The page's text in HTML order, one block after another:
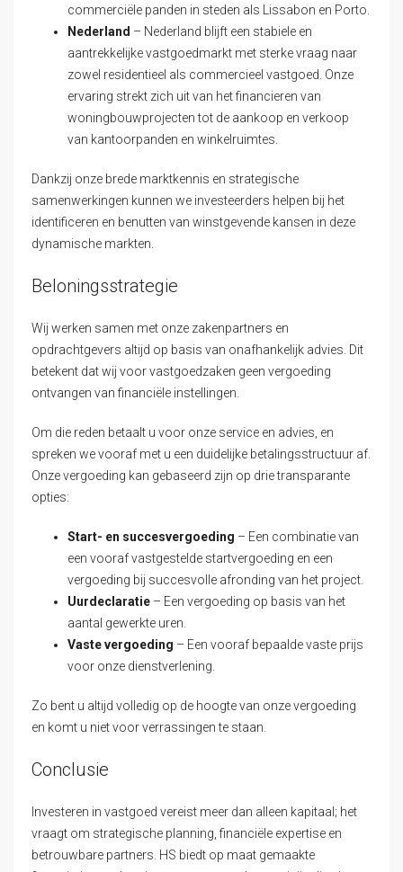
commerciële panden in steden als Lissabon en Porto.
Nederland – Nederland blijft een stabiele en
aantrekkelijke vastgoedmarkt met sterke vraag naar
zowel residentieel als commercieel vastgoed. Onze
ervaring strekt zich uit van het financieren van
woningbouwprojecten tot de aankoop en verkoop
van kantoorpanden en winkelruimtes.
Dankzij onze brede marktkennis en strategische
samenwerkingen kunnen we investeerders helpen bij het
identificeren en benutten van winstgevende kansen in deze
dynamische markten.
Beloningsstrategie
Wij werken samen met onze zakenpartners en
opdrachtgevers altijd op basis van onafhankelijk advies. Dit
betekent dat wij voor vastgoedzaken geen vergoeding
ontvangen van financiële instellingen.
Om die reden betaalt u voor onze service en advies, en
spreken we vooraf met u een duidelijke betalingsstructuur af.
Onze vergoeding kan gebaseerd zijn op drie transparante
opties:
Start- en succesvergoeding – Een combinatie van
een vooraf vastgestelde startvergoeding en een
vergoeding bij succesvolle afronding van het project.
Uurdeclaratie – Een vergoeding op basis van het
aantal gewerkte uren.
Vaste vergoeding – Een vooraf bepaalde vaste prijs
voor onze dienstverlening.
Zo bent u altijd volledig op de hoogte van onze vergoeding
en komt u niet voor verrassingen te staan.
Conclusie
Investeren in vastgoed vereist meer dan alleen kapitaal; het
vraagt om strategische planning, financiële expertise en
betrouwbare partners. HS biedt op maat gemaakte